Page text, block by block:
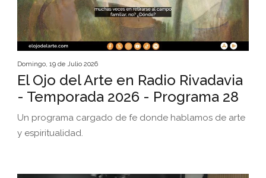
Domingo, 19 de Julio 2026
El Ojo del Arte en Radio Rivadavia
- Temporada 2026 - Programa 28
Un programa cargado de fe donde hablamos de arte
y espiritualidad.